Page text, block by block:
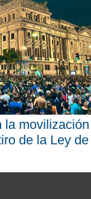
la movilización
de la Ley de